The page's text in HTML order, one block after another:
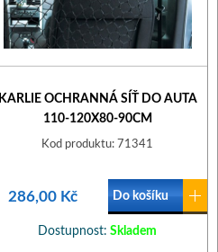
KARLIE OCHRANNÁ SÍŤ DO AUTA
110-120X80-90CM
Kod produktu: 71341
286,00 Kč Do košíku
Dostupnost: Skladem